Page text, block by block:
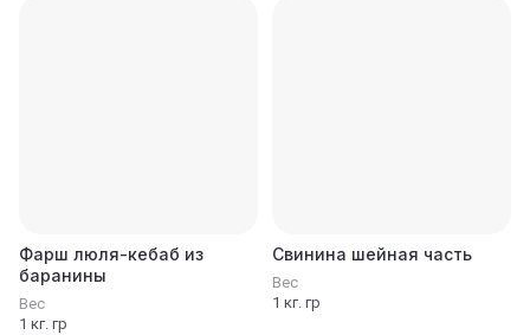
Фарш люля-кебаб из
баранины
Вес
1 кг. гр
Свинина шейная часть
Вес
1 кг. гр